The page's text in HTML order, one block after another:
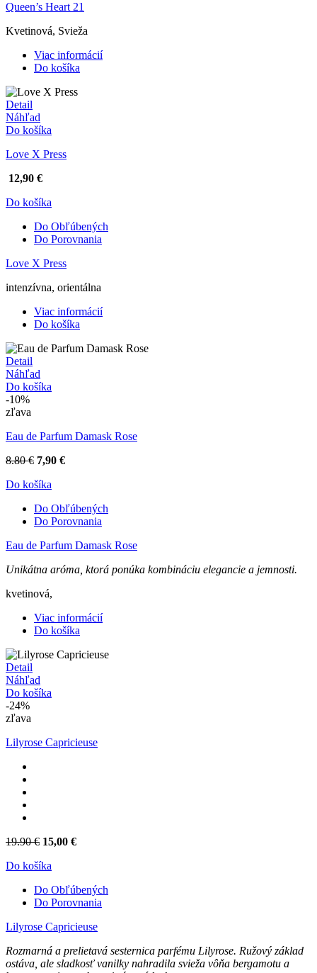
Queen’s Heart 21
Kvetinová, Svieža
Viac informácií
Do košíka
Detail
Náhľad
Do košíka
Love X Press
12,90 €
Do košíka
Do Obľúbených
Do Porovnania
Love X Press
intenzívna, orientálna
Viac informácií
Do košíka
Detail
Náhľad
Do košíka
-10%
zľava
Eau de Parfum Damask Rose
8.80 € 7,90 €
Do košíka
Do Obľúbených
Do Porovnania
Eau de Parfum Damask Rose
Unikátna aróma, ktorá ponúka kombináciu elegancie a jemnosti.
kvetinová,
Viac informácií
Do košíka
Detail
Náhľad
Do košíka
-24%
zľava
Lilyrose Capricieuse
19.90 € 15,00 €
Do košíka
Do Obľúbených
Do Porovnania
Lilyrose Capricieuse
Rozmarná a prelietavá sesternica parfému Lilyrose. Ružový základ
ostáva, ale sladkosť vanilky nahradila svieža vôňa bergamotu a